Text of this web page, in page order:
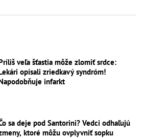
veľa šťastia môže zlomiť srdce:
opísali zriedkavý syndróm!
infarkt
sa deje pod Santorini? Vedci odhaľujú
ktoré môžu ovplyvniť sopku